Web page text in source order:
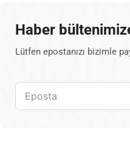
Haber
Lütfen epostanızı bizimle